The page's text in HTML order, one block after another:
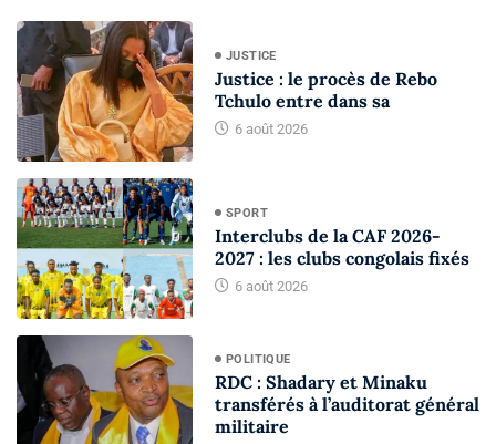
JUSTICE
Justice : le procès de Rebo
Tchulo entre dans sa
6 août 2026
SPORT
Interclubs de la CAF 2026-
2027 : les clubs congolais fixés
6 août 2026
POLITIQUE
RDC : Shadary et Minaku
transférés à l’auditorat général
militaire